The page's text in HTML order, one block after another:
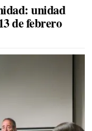
unidad
de febrero